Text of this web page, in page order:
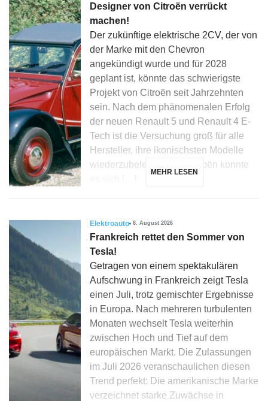
Designer von Citroën verrückt
machen!
Der zukünftige elektrische 2CV, der von
der Marke mit den Chevron
angekündigt wurde und für 2028
geplant ist, könnte das schwierigste
Projekt von Citroën seit Jahrzehnten
sein. Nach dem phänomenalen Erfolg
der neuen Renault 5 und Renault 4 E-
Tech ist die Versuchung groß für alle
Hersteller, ihre ikonischsten Modelle
wiederzubeleben, und Citroën konnte
MEHR LESEN
Elektroauto 6. August 2026
Frankreich rettet den Sommer von
Tesla!
Getragen von einem spektakulären
Aufschwung in Frankreich zeigt Tesla
einen Juli, trotz gemischter Ergebnisse
in Europa. Nach mehreren turbulenten
Monaten wechselt Tesla weiterhin
zwischen Hoch und Tief auf dem
europäischen Markt. Die Zulassungen
im Juli 2026 veranschaulichen diesen
Trend perfekt: Die amerikanische Marke
verzeichnet starke Zuwächse in